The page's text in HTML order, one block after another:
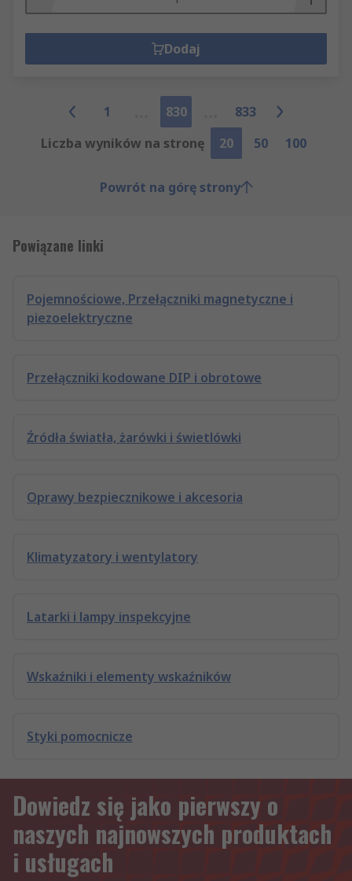
Dodaj
1 830
833
Liczba wyników na stronę
20 50 100
Powrót na górę strony
Powiązane linki
Pojemnościowe, Przełączniki magnetyczne i
piezoelektryczne
Przełączniki kodowane DIP i obrotowe
Źródła światła, żarówki i świetlówki
Oprawy bezpiecznikowe i akcesoria
Klimatyzatory i wentylatory
Latarki i lampy inspekcyjne
Wskaźniki i elementy wskaźników
Styki pomocnicze
Dowiedz się jako pierwszy o
naszych najnowszych produktach
i usługach